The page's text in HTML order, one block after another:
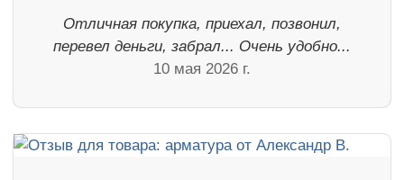
Отличная покупка, приехал, позвонил,
перевел деньги, забрал... Очень удобно...
10 мая 2026 г.